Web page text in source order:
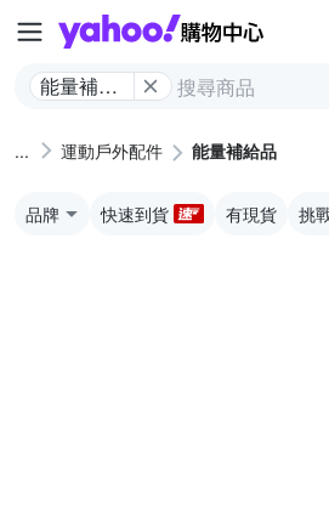
能量補給
運動戶外配件 能量補給品
品牌 快速到貨 有現貨 挑